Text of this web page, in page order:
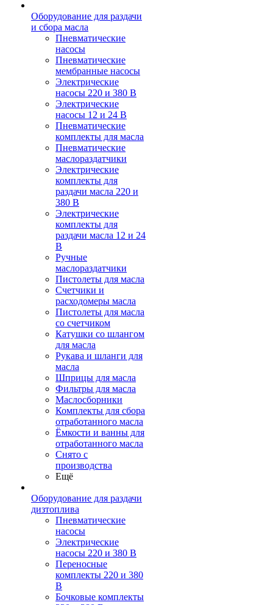
Оборудование для раздачи
и сбора масла
Пневматические
насосы
Пневматические
мембранные насосы
Электрические
насосы 220 и 380 В
Электрические
насосы 12 и 24 В
Пневматические
комплекты для масла
Пневматические
маслораздатчики
Электрические
комплекты для
раздачи масла 220 и
380 В
Электрические
комплекты для
раздачи масла 12 и 24
В
Ручные
маслораздатчики
Пистолеты для масла
Счетчики и
расходомеры масла
Пистолеты для масла
со счетчиком
Катушки со шлангом
для масла
Рукава и шланги для
масла
Шприцы для масла
Фильтры для масла
Маслосборники
Комплекты для сбора
отработанного масла
Ёмкости и ванны для
отработанного масла
Снято с
производства
Ещё
Оборудование для раздачи
дизтоплива
Пневматические
насосы
Электрические
насосы 220 и 380 В
Переносные
комплекты 220 и 380
В
Бочковые комплекты